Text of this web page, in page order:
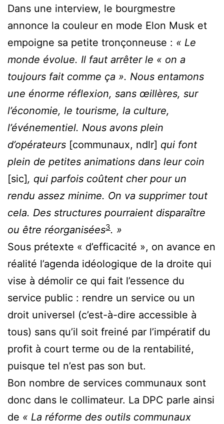
Dans une interview, le bourgmestre
annonce la couleur en mode Elon Musk et
empoigne sa petite tronçonneuse : « Le
monde évolue. Il faut arrêter le « on a
toujours fait comme ça ». Nous entamons
une énorme réflexion, sans œillères, sur
l’économie, le tourisme, la culture,
l’événementiel. Nous avons plein
d’opérateurs [communaux, ndlr] qui font
plein de petites animations dans leur coin
[sic], qui parfois coûtent cher pour un
rendu assez minime. On va supprimer tout
cela. Des structures pourraient disparaître
ou être réorganisées3. »
Sous prétexte « d’efficacité », on avance en
réalité l’agenda idéologique de la droite qui
vise à démolir ce qui fait l’essence du
service public : rendre un service ou un
droit universel (c’est-à-dire accessible à
tous) sans qu’il soit freiné par l’impératif du
profit à court terme ou de la rentabilité,
puisque tel n’est pas son but.
Bon nombre de services communaux sont
donc dans le collimateur. La DPC parle ainsi
de « La réforme des outils communaux